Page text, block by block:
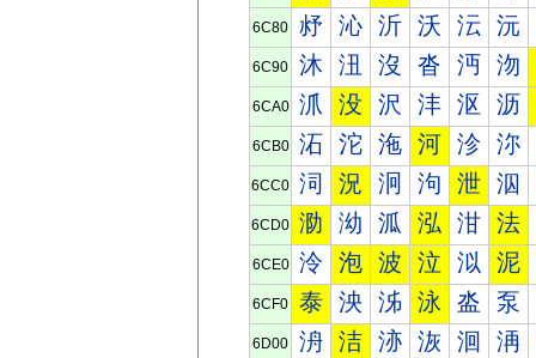
6C80 沀 沁 沂 沃 沄 沅
6C90 沐 沑 沒 沓 沔 沕
6CA0 沠 没 沢 沣 沤 沥
6CB0 沰 沱 沲 河 沴 沵
6CC0 泀 況 泂 泃 泄 泅
6CD0 泐 泑 泒 泓 泔 法
6CE0 泠 泡 波 泣 泤 泥
6CF0 泰 泱 泲 泳 泴 泵
6D00 洀 洁 洂 洃 洄 洅